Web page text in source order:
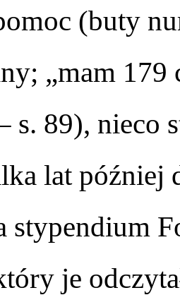
(buty
„mam 179
s. 89), nieco
lat później
stypendium
je